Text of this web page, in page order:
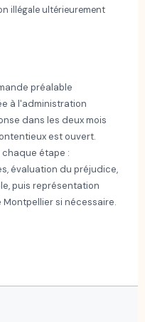
illégale ultérieurement
préalable
à l'administration
dans les deux mois
est ouvert.
chaque étape :
évaluation du préjudice,
puis représentation
si nécessaire.